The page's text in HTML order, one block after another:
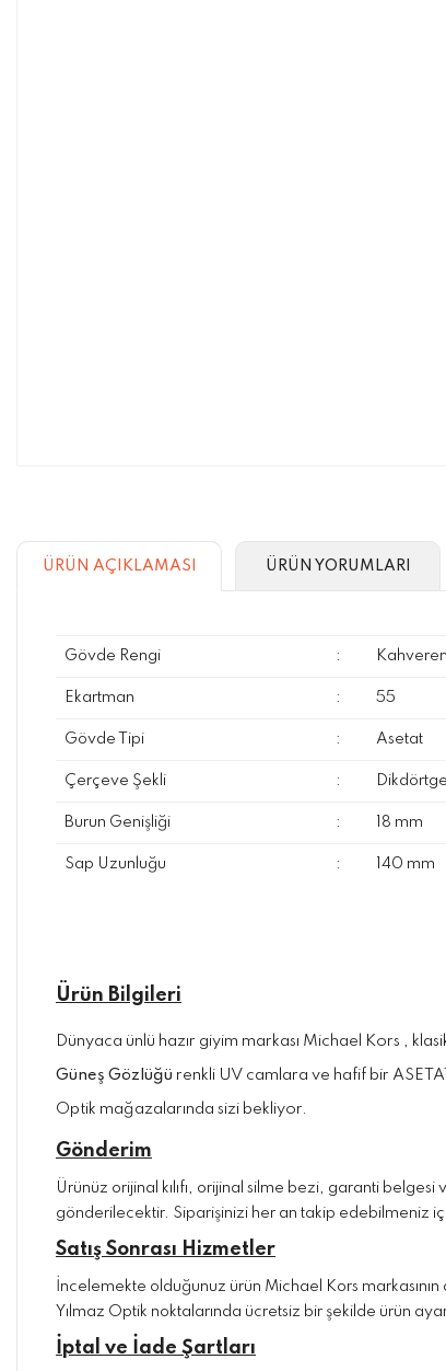
ÜRÜN AÇIKLAMASI ÜRÜN YORUMLARI
Gövde Rengi :
Ekartman : 55
Gövde Tipi : Asetat
Çerçeve Şekli :
Burun Genişliği : 18 mm
Sap Uzunluğu : 140 mm
Ürün Bilgileri
Dünyaca ünlü hazır giyim markası Michael Kors ,
Güneş Gözlüğü renkli UV camlara ve hafif bir
Optik mağazalarında sizi bekliyor.
Gönderim
Ürünüz orijinal kılıfı, orijinal silme bezi, garanti
gönderilecektir. Siparişinizi her an takip edebilmeniz
Satış Sonrası Hizmetler
İncelemekte olduğunuz ürün Michael Kors
Yılmaz Optik noktalarında ücretsiz bir şekilde ürün
İptal ve İade Şartları